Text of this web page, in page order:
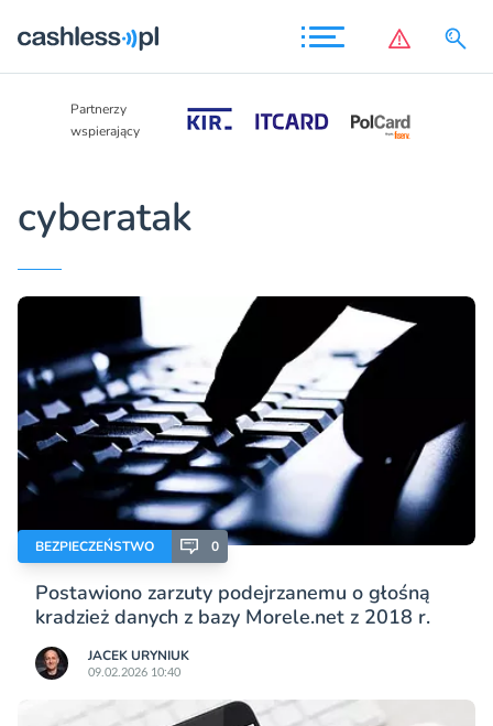
Partnerzy
wspierający
cyberatak
BEZPIECZEŃSTWO 0
Postawiono zarzuty podejrzanemu o głośną
kradzież danych z bazy Morele.net z 2018 r.
JACEK URYNIUK
09.02.2026 10:40